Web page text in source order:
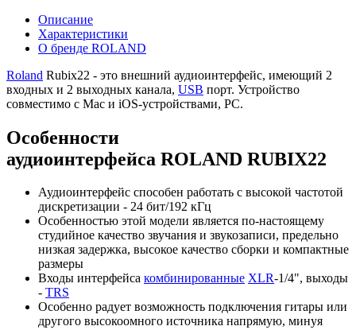
Описание
Характеристики
О бренде ROLAND
Roland Rubix22 - это внешний аудиоинтерфейс, имеющий 2
входных и 2 выходных канала, USB порт. Устройство
совместимо с Mac и iOS-устройствами, PC.
Особенности
аудиоинтерфейса ROLAND RUBIX22
Аудиоинтерфейс способен работать с высокой частотой
дискретизации - 24 бит/192 кГц
Особенностью этой модели является по-настоящему
студийное качество звучания и звукозаписи, предельно
низкая задержка, высокое качество сборки и компактные
размеры
Входы интерфейса комбинированные XLR-1/4", выходы
- TRS
Особенно радует возможность подключения гитары или
другого высокоомного источника напрямую, минуя